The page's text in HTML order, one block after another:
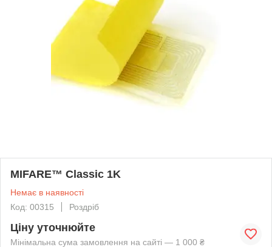
MIFARE™ Classic 1K
Немає в наявності
Код: 00315
Роздріб
Ціну уточнюйте
Мінімальна сума замовлення на сайті — 1 000 ₴